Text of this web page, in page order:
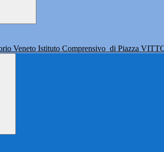
Istituto Comprensivo di Piazza